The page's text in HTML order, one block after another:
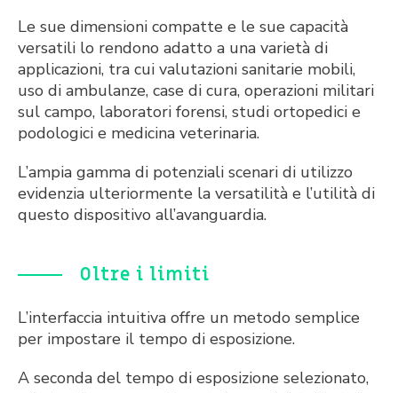
Le sue dimensioni compatte e le sue capacità
versatili lo rendono adatto a una varietà di
applicazioni, tra cui valutazioni sanitarie mobili,
uso di ambulanze, case di cura, operazioni militari
sul campo, laboratori forensi, studi ortopedici e
podologici e medicina veterinaria.
L’ampia gamma di potenziali scenari di utilizzo
evidenzia ulteriormente la versatilità e l’utilità di
questo dispositivo all’avanguardia.
Oltre i limiti
L’interfaccia intuitiva offre un metodo semplice
per impostare il tempo di esposizione.
A seconda del tempo di esposizione selezionato,